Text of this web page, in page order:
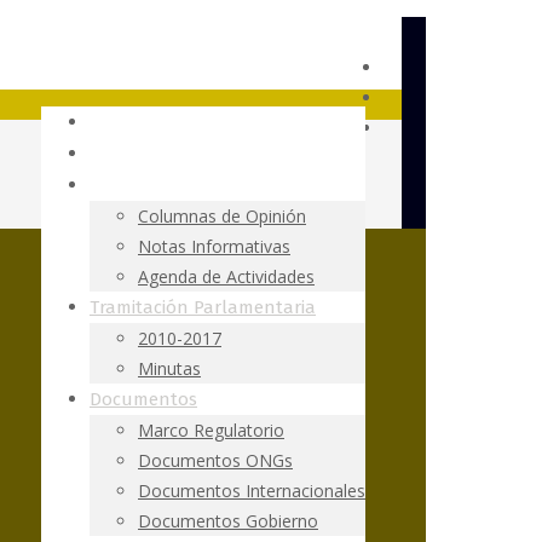
Columnas de Opinión
Notas Informativas
Agenda de Actividades
Tramitación Parlamentaria
2010-2017
Minutas
Documentos
Marco Regulatorio
Documentos ONGs
Documentos Internacionales
Documentos Gobierno